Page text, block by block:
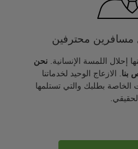
مسافرين محترفين
إحلال اللمسة الإنسانية. نحن
بنا . الازعاج الوحيد لخدماتنا
بطلبك والتي تستلمها